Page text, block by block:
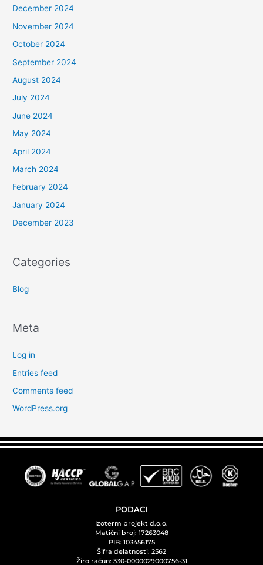
December 2024
November 2024
October 2024
September 2024
August 2024
July 2024
June 2024
May 2024
April 2024
March 2024
February 2024
January 2024
December 2023
Categories
Blog
Meta
Log in
Entries feed
Comments feed
WordPress.org
PODACI
Izoterm projekt d.o.o.
Matični broj: 17263048
PIB: 103456175
Šifra delatnosti: 2562
Žiro račun: 330-0000029000756-31